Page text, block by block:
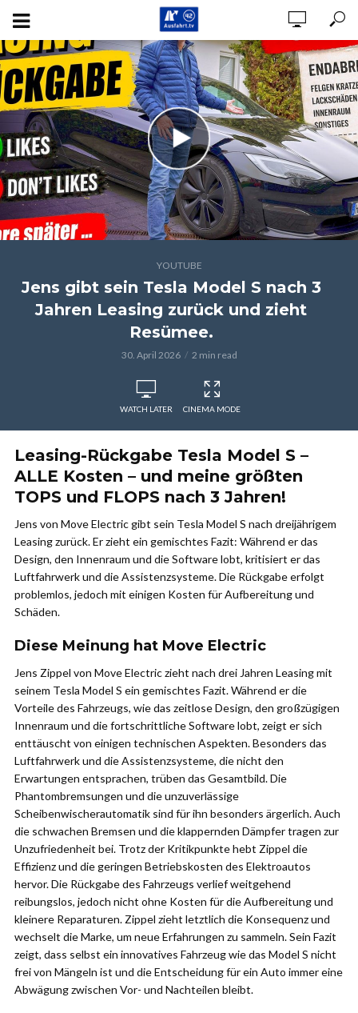
YOUTUBE
Jens gibt sein Tesla Model S nach 3
Jahren Leasing zurück und zieht
Resümee.
30. April 2026 2 min read
WATCH LATER CINEMA MODE
Leasing-Rückgabe Tesla Model S –
ALLE Kosten – und meine größten
TOPS und FLOPS nach 3 Jahren!
Jens von Move Electric gibt sein Tesla Model S nach dreijährigem
Leasing zurück. Er zieht ein gemischtes Fazit: Während er das
Design, den Innenraum und die Software lobt, kritisiert er das
Luftfahrwerk und die Assistenzsysteme. Die Rückgabe erfolgt
problemlos, jedoch mit einigen Kosten für Aufbereitung und
Schäden.
Diese Meinung hat Move Electric
Jens Zippel von Move Electric zieht nach drei Jahren Leasing mit
seinem Tesla Model S ein gemischtes Fazit. Während er die
Vorteile des Fahrzeugs, wie das zeitlose Design, den großzügigen
Innenraum und die fortschrittliche Software lobt, zeigt er sich
enttäuscht von einigen technischen Aspekten. Besonders das
Luftfahrwerk und die Assistenzsysteme, die nicht den
Erwartungen entsprachen, trüben das Gesamtbild. Die
Phantombremsungen und die unzuverlässige
Scheibenwischerautomatik sind für ihn besonders ärgerlich. Auch
die schwachen Bremsen und die klappernden Dämpfer tragen zur
Unzufriedenheit bei. Trotz der Kritikpunkte hebt Zippel die
Effizienz und die geringen Betriebskosten des Elektroautos
hervor. Die Rückgabe des Fahrzeugs verlief weitgehend
reibungslos, jedoch nicht ohne Kosten für die Aufbereitung und
kleinere Reparaturen. Zippel zieht letztlich die Konsequenz und
wechselt die Marke, um neue Erfahrungen zu sammeln. Sein Fazit
zeigt, dass selbst ein innovatives Fahrzeug wie das Model S nicht
frei von Mängeln ist und die Entscheidung für ein Auto immer eine
Abwägung zwischen Vor- und Nachteilen bleibt.